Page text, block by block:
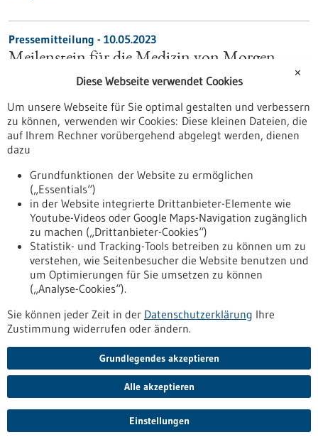
Pressemitteilung - 10.05.2023
Meilenstein für die Medizin von Morgen
Bauphase bei Tevas Biotech-Projekt beendet: Der
Ulm errichtet der Arzneimittelhersteller Teva eine
hochmoderne Anlage zur Produktion neuartiger
biotechnologischer Medikamente. Der Bau des Gebäudes
sowie die Errichtung der Produktionsanlagen wurde jetzt
einen zentralen Meilenstein auf dem Weg zur
Inbetriebnahme.
https://www.forum-gesundheitsstandort-
bw.de/infothek/news-presse/meilenstein-fuer-die-medizin-
von-morgen
Pressemitteilung - 09.05.2023
Deutschland | BVMed fordert
Regierungsbeauftragte:n für industrielle
Gesundheitswirtschaft
Bundesverband Medizintechnologie (BVMed) fordert in einem
5-Punkte-Plan Maßnahmen für die im Koalitionsvertrag
vorgesehene Stärkung des Medizintechnik-Standorts
https://regulatorik-gesundheitswirtschaft.bio-
✕
Diese Webseite verwendet Cookies
Um unsere Webseite für Sie optimal gestalten und verbessern
zu können, verwenden wir Cookies: Diese kleinen Dateien, die
auf Ihrem Rechner vorübergehend abgelegt werden, dienen
dazu
Grundfunktionen der Website zu ermöglichen
(„Essentials“)
in der Website integrierte Drittanbieter-Elemente wie
Youtube-Videos oder Google Maps-Navigation zugänglich
zu machen („Drittanbieter-Cookies“)
Statistik- und Tracking-Tools betreiben zu können um zu
verstehen, wie Seitenbesucher die Website benutzen und
um Optimierungen für Sie umsetzen zu können
(„Analyse-Cookies“).
Sie können jeder Zeit in der Datenschutzerklärung Ihre
Zustimmung widerrufen oder ändern.
Grundlegendes akzeptieren
Alle akzeptieren
Einstellungen